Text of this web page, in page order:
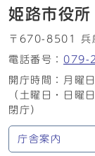
姫路市役所
〒670-8501 兵
電話番号： 079-
開庁時間：月曜
（土曜日・日曜
閉庁）
庁舎案内